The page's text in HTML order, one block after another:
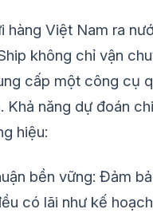
hàng Việt Nam ra
không chỉ vận
cấp một công cụ
Khả năng dự đoán
hiệu:
bền vững: Đảm
có lãi như kế